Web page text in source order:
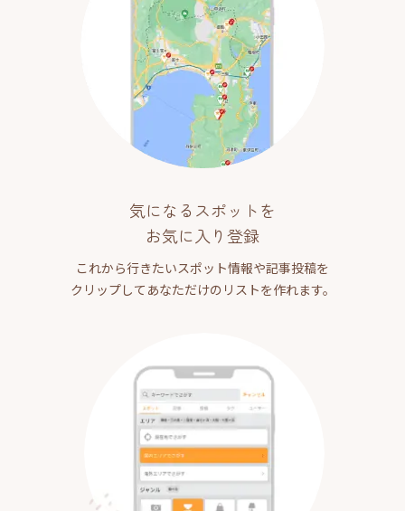
気になるスポットを
お気に入り登録
これから行きたいスポット情報や記事投稿を
クリップしてあなただけのリストを作れます。